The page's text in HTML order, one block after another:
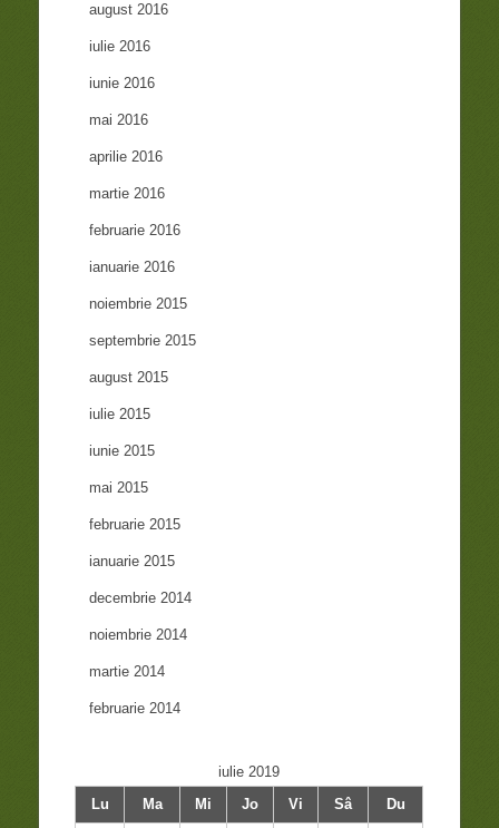
august 2016
iulie 2016
iunie 2016
mai 2016
aprilie 2016
martie 2016
februarie 2016
ianuarie 2016
noiembrie 2015
septembrie 2015
august 2015
iulie 2015
iunie 2015
mai 2015
februarie 2015
ianuarie 2015
decembrie 2014
noiembrie 2014
martie 2014
februarie 2014
iulie 2019
Lu
Ma Mi Jo Vi Sâ Du